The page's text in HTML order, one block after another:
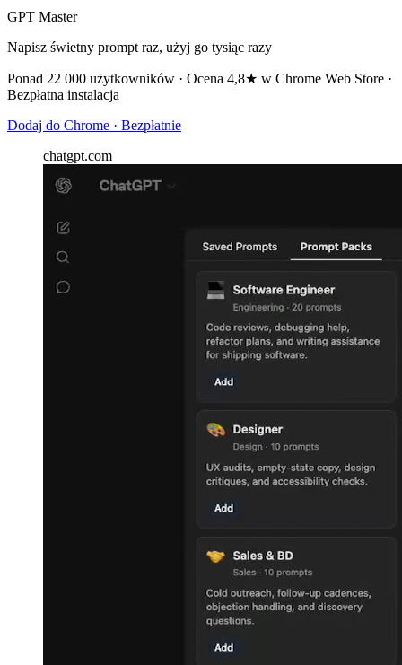
GPT Master
Napisz świetny prompt raz, użyj go tysiąc razy
Ponad 22 000 użytkowników · Ocena 4,8★ w Chrome Web Store ·
Bezpłatna instalacja
Dodaj do Chrome · Bezpłatnie
chatgpt.com